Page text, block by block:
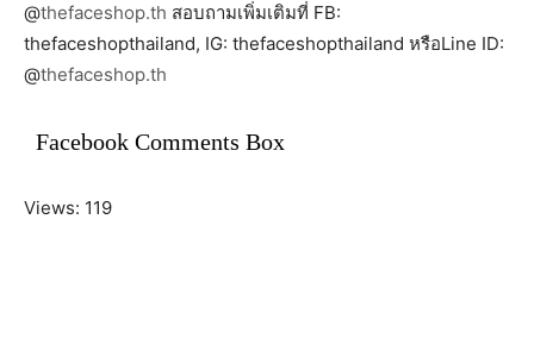
@thefaceshop.th สอบถามเพิ่มเติมที่ FB:
thefaceshopthailand, IG: thefaceshopthailand หรือLine ID:
@thefaceshop.th
Facebook Comments Box
Views: 119